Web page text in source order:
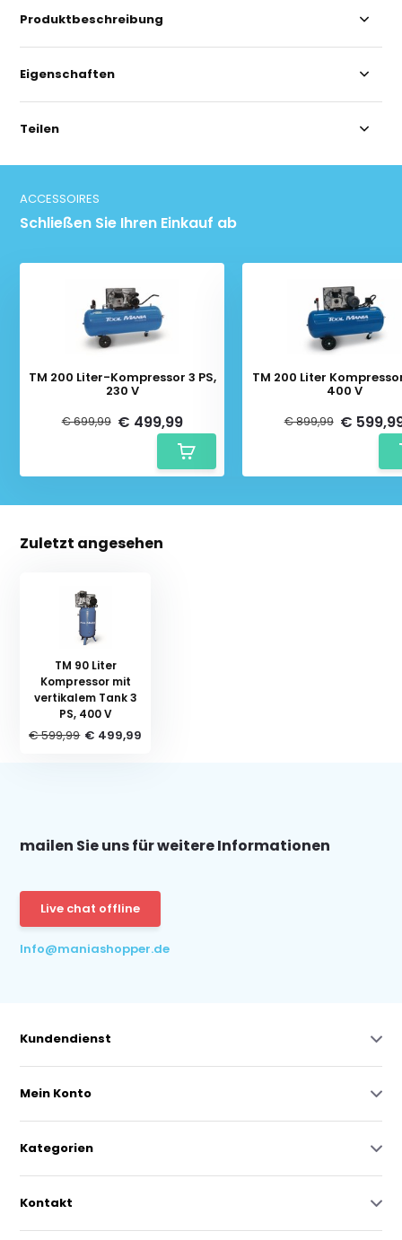
Produktbeschreibung
Eigenschaften
Teilen
ACCESSOIRES
Schließen Sie Ihren Einkauf ab
TM 200 Liter-Kompressor 3 PS,
230 V
€ 699,99 € 499,99
TM 200 Liter
400 V
€ 899,99 €
Zuletzt angesehen
TM 90 Liter
Kompressor mit
vertikalem Tank 3
PS, 400 V
€ 599,99 € 499,99
mailen Sie uns für weitere Informationen
Live chat offline
Info@maniashopper.de
Kundendienst
Mein Konto
Kategorien
Kontakt